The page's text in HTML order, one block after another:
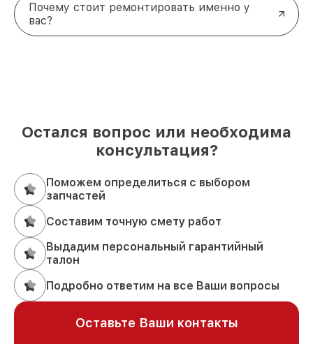
Почему стоит ремонтировать именно у
вас?
Остался вопрос или необходима
консультация?
Поможем определиться с выбором
запчастей
Составим точную смету работ
Выдадим персональный гарантийный
талон
Подробно ответим на все Ваши вопросы
Оставьте Ваши контакты